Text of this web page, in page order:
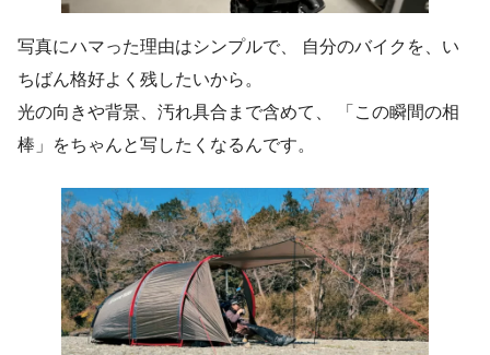
写真にハマった理由はシンプルで、 自分のバイクを、い
ちばん格好よく残したいから。
光の向きや背景、汚れ具合まで含めて、 「この瞬間の相
棒」をちゃんと写したくなるんです。